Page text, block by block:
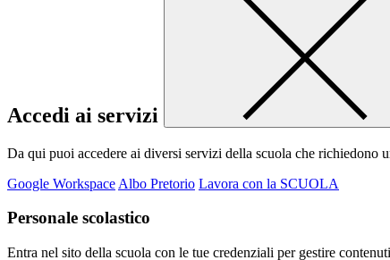
Accedi ai servizi
Da qui puoi accedere ai diversi servizi della scuola che richiedono
Google Workspace Albo Pretorio Lavora con la SCUOLA
Personale scolastico
Entra nel sito della scuola con le tue credenziali per gestire